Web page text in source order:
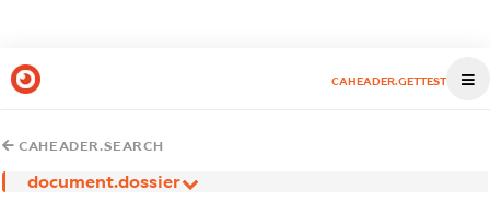
CAHEADER.GETTEST
CAHEADER.SEARCH
document.dossier